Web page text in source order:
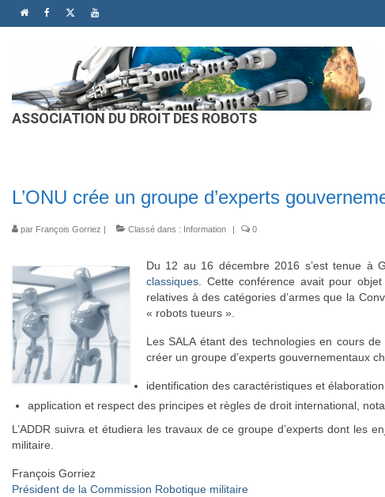
ASSOCIATION DU DROIT DES ROBOTS
L’ONU crée un groupe d’experts
par François Gorriez Classé dans : Information 0
Du 12 au 16 décembre 2016 s’est tenue à
classiques. Cette conférence avait pour
relatives à des catégories d’armes que la
« robots tueurs ».
Les SALA étant des technologies en cours
créer un groupe d’experts gouvernementaux
identification des caractéristiques et
application et respect des principes et règles de droit international,
L’ADDR suivra et étudiera les travaux de ce groupe d’experts dont
militaire.
François Gorriez
Président de la Commission Robotique militaire